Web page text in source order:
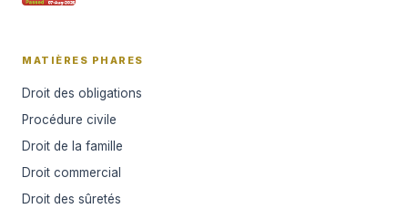
MATIÈRES PHARES
Droit des obligations
Procédure civile
Droit de la famille
Droit commercial
Droit des sûretés